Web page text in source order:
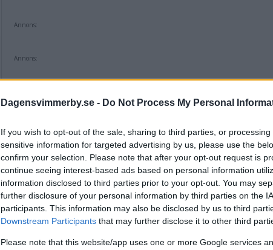
Dagensvimmerby.se - Do Not Process My Personal
If you wish to opt-out of the sale, sharing to third parties, or
sensitive information for targeted advertising by us, please use the
confirm your selection. Please note that after your opt-out request is
continue seeing interest-based ads based on personal information
information disclosed to third parties prior to your opt-out. You may
further disclosure of your personal information by third parties on the
participants. This information may also be disclosed by us to third
Downstream Participants that may further disclose it to other third
Please note that this website/app uses one or more Google services
Annons:
Annons:
DELA PÅ FACEBOOK
Kommentera
Kommentarerna nedan omfattas inte av utgivningsbeviset för